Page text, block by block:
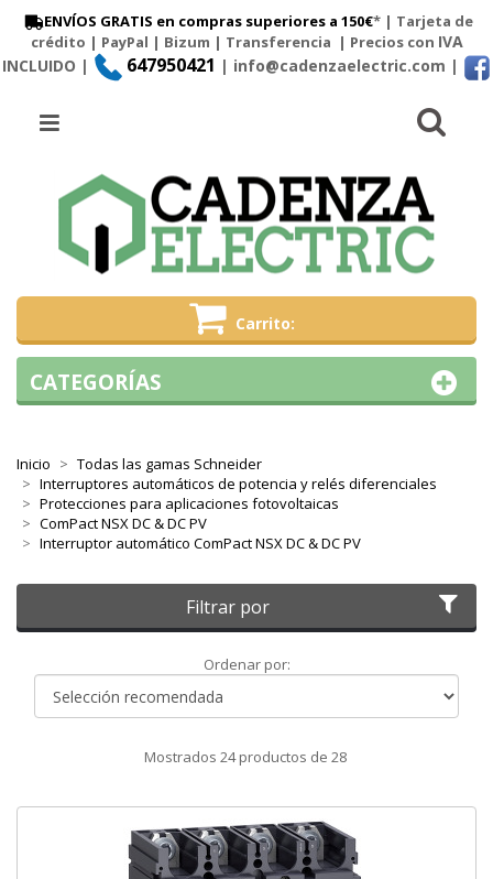
ENVÍOS GRATIS en compras superiores a 150€* | Tarjeta de
crédito | PayPal | Bizum | Transferencia | Precios con IVA
INCLUIDO |
647950421 | info@cadenzaelectric.com |
Carrito
Menú
Inicio
Todas las gamas Schneider
Interruptores automáticos de potencia y relés diferenciales
Protecciones para aplicaciones fotovoltaicas
ComPact NSX DC & DC PV
Interruptor automático ComPact NSX DC & DC PV
Filtrar por
Ordenar por:Ordenar
Mostrados 24productos de 28
CATEGORÍAS